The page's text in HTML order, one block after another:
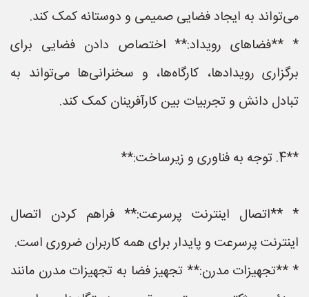
می‌تواند به ایجاد فضایی صمیمی و دوستانه کمک کند.
* **فضاهای رویداد:** اختصاص دادن فضایی برای
برگزاری رویدادها، کارگاه‌ها، و سخنرانی‌ها می‌تواند به
تبادل دانش و تجربیات بین کارآفرینان کمک کند.
**4. توجه به فناوری و زیرساخت:**
* **اتصال اینترنت پرسرعت:** فراهم کردن اتصال
اینترنت پرسرعت و پایدار برای همه کاربران ضروری است.
* **تجهیزات مدرن:** تجهیز فضا به تجهیزات مدرن مانند